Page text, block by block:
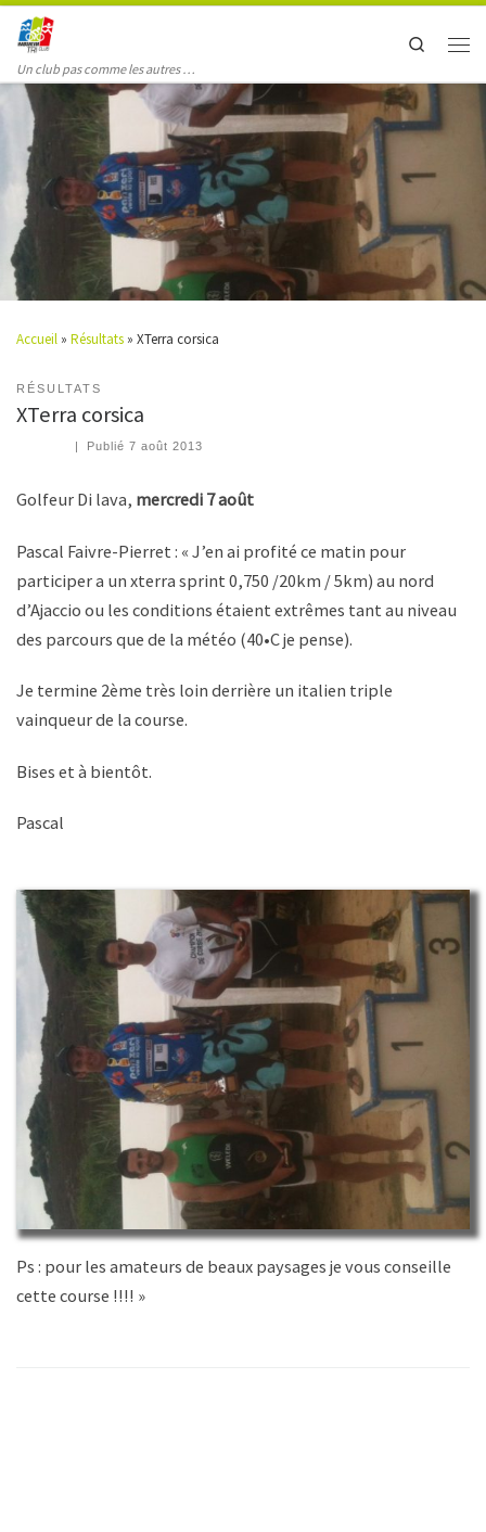
Un club pas comme les autres …
Search
Accueil » Résultats » XTerra corsica
RÉSULTATS
XTerra corsica
| Publié7 août 2013
Golfeur Di lava, mercredi 7 août
Pascal Faivre-Pierret : « J’en ai profité ce matin pour
participer a un xterra sprint 0,750 /20km / 5km) au nord
d’Ajaccio ou les conditions étaient extrêmes tant au niveau
des parcours que de la météo (40•C je pense).
Je termine 2ème très loin derrière un italien triple
vainqueur de la course.
Bises et à bientôt.
Pascal
Ps : pour les amateurs de beaux paysages je vous conseille
cette course !!!! »